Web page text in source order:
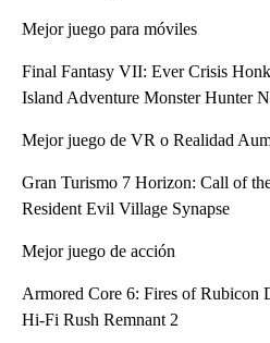
Mejor juego para móviles
Final Fantasy VII: Ever Crisis
Island Adventure Monster Hunter
Mejor juego de VR o Realidad
Gran Turismo 7 Horizon: Call of
Resident Evil Village Synapse
Mejor juego de acción
Armored Core 6: Fires of Rubicon
Hi-Fi Rush Remnant 2